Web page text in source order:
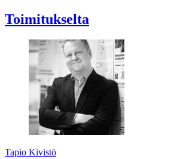
Toimitukselta
Tapio Kivistö